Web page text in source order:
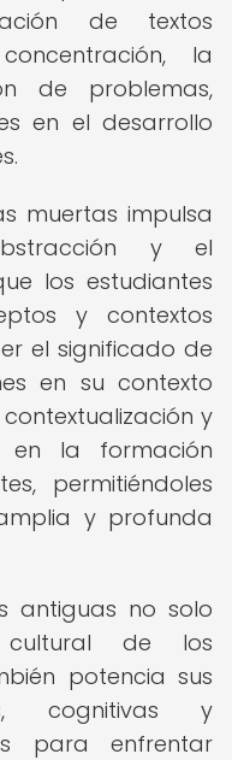
de textos
la
de problemas,
en el desarrollo
muertas impulsa
y el
los estudiantes
y contextos
el significado de
en su contexto
y
en la formación
permitiéndoles
y profunda
antiguas no solo
de los
potencia sus
cognitivas y
para enfrentar